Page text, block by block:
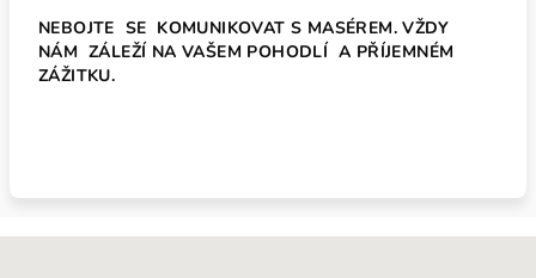
NEBOJTE SE KOMUNIKOVAT S MASÉREM. VŽDY
NÁM ZÁLEŽÍ NA VAŠEM POHODLÍ A PŘÍJEMNÉM
ZÁŽITKU.